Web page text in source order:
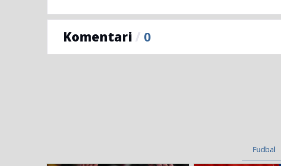
Komentari / 0
Fudbal